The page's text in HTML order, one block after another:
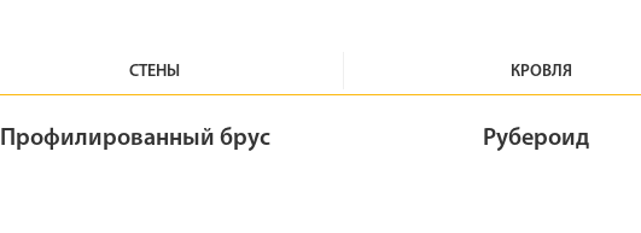
СТЕНЫ КРОВЛЯ
Профилированный брус Рубероид